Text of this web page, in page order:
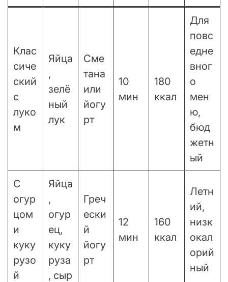
Клас
сиче
ский
с
луко
м
Яйца
,
зелё
ный
лук
Сме
тана
или
йогу
рт
10
мин
180
ккал
Для
повс
едне
вног
о
мен
ю,
бюд
жетн
ый
С
огур
цом
и
куку
рузо
й
Яйца
,
огур
ец,
куку
руза
, сыр
Греч
ески
й
йогу
рт
12
мин
160
ккал
Летн
ий,
низк
окал
орий
ный